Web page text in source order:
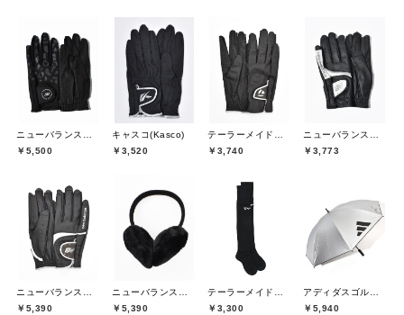
￥5,500
キャスコ(Kasco)
￥3,520
￥3,740
￥3,773
￥5,390
￥5,390
￥3,300
￥5,940